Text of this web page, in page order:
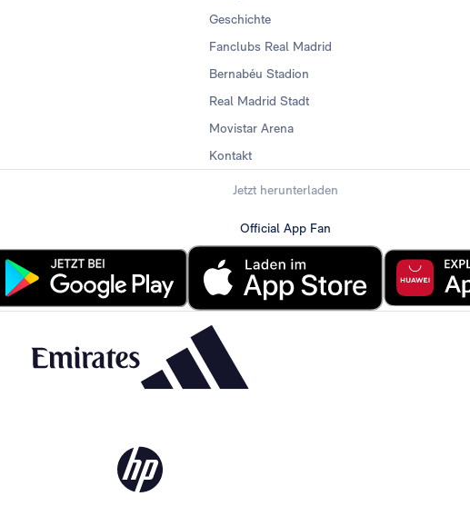
Geschichte
Fanclubs Real Madrid
Bernabéu Stadion
Real Madrid Stadt
Movistar Arena
Kontakt
Jetzt herunterladen
Official App Fan